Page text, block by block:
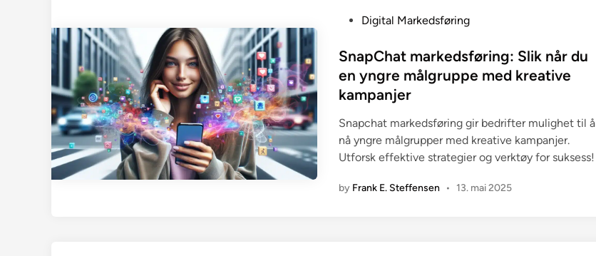
s
t
e
i
n
Digital Markedsføring
SnapChat markedsføring: Slik når du
en yngre målgruppe med kreative
kampanjer
Snapchat markedsføring gir bedrifter mulighet til å
nå yngre målgrupper med kreative kampanjer.
Utforsk effektive strategier og verktøy for suksess!
by Frank E. Steffensen • 13. mai 2025